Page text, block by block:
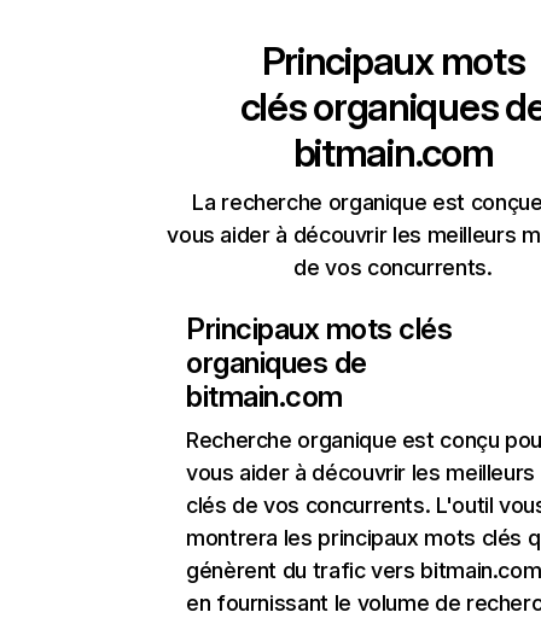
Principaux mots
clés organiques
bitmain.com
La recherche organique est
vous aider à découvrir les meilleurs
de vos concurrents.
Principaux mots clés
organiques de
bitmain.com
Recherche organique est conçu
vous aider à découvrir les
clés de vos concurrents. L'outil
montrera les principaux mots clés
génèrent du trafic vers
en fournissant le volume de